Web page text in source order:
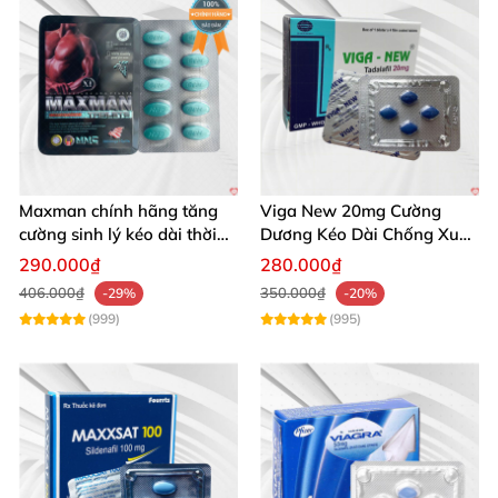
Maxman chính hãng tăng
cường sinh lý kéo dài thời
gian xuất tinh
290.000₫
406.000₫
-29%
(999)
Viga New 20mg Cường
Dương Kéo Dài Chống Xuất
Tinh Hộp 4 Viên
280.000₫
350.000₫
-20%
(995)